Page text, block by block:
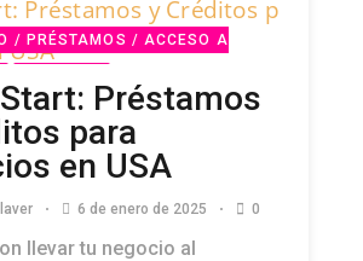
/ PRÉSTAMOS / ACCESO A
Préstamos
para
en USA
6 de enero de 2025 0
llevar tu negocio al